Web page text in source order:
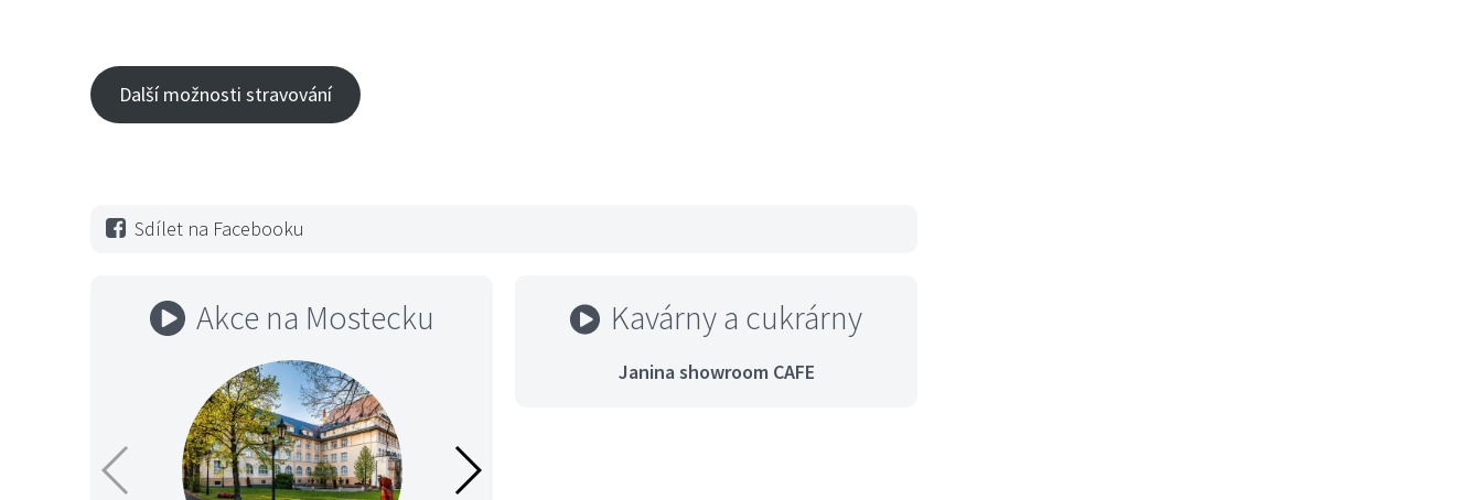
Další možnosti stravování
Sdílet na Facebooku
Akce na Mostecku Kavárny a cukrárny
Janina showroom CAFE